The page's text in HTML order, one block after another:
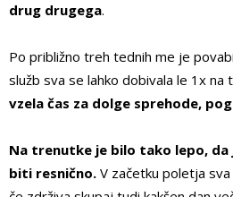
drug drugega.
Po približno treh tednih me je
služb sva se lahko dobivala le 1x na
vzela čas za dolge sprehode,
Na trenutke je bilo tako lepo, da
biti resnično. V začetku poletja